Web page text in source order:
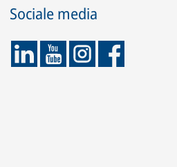
Sociale media